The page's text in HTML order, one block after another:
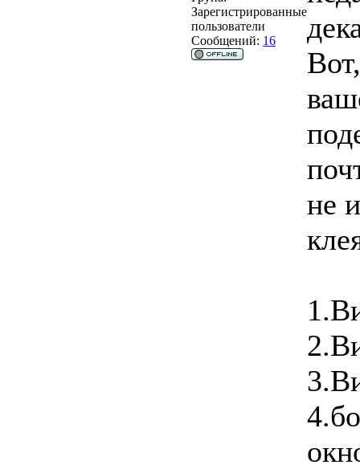
Зарегистрированные
пользователи
Сообщений: 16
не